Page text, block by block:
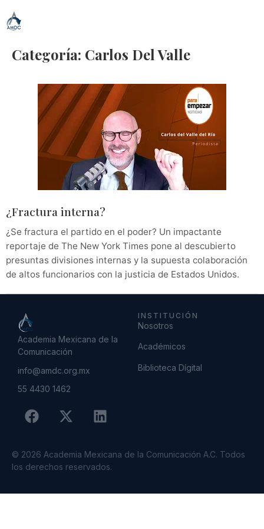
Categoría: Carlos Del Valle
¿Fractura interna?
¿Se fractura el partido en el poder? Un impactante
reportaje de The New York Times pone al descubierto
presuntas divisiones internas y la supuesta colaboración
de altos funcionarios con la justicia de Estados Unidos.
Academia Mexicana de la
Comunicación
info@amdc.org.mx
55 4430 1462
INSTITUCIÓN
Nosotros
Académicos
Biblioteca Dígital
© 2026 Academia Mexicana de la Comunicación A.C. Todos
los derechos reservados.